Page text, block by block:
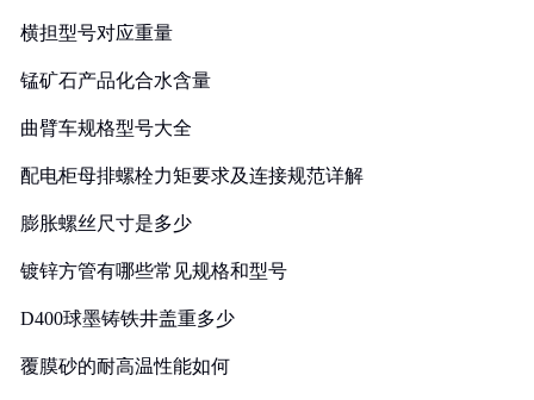
横担型号对应重量
锰矿石产品化合水含量
曲臂车规格型号大全
配电柜母排螺栓力矩要求及连接规范详解
膨胀螺丝尺寸是多少
镀锌方管有哪些常见规格和型号
D400球墨铸铁井盖重多少
覆膜砂的耐高温性能如何